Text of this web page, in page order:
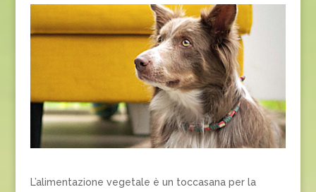
L’alimentazione vegetale è un toccasana per la